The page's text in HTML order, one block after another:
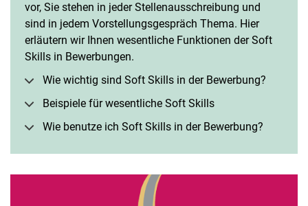
Stellenausschreibungen interpretieren
Initiativbewerbung
To-do-Liste Bewerbung erstellen
Assessment-Center
vor, Sie stehen in jeder Stellenausschreibung und
sind in jedem Vorstellungsgespräch Thema. Hier
erläutern wir Ihnen wesentliche Funktionen der Soft
Skills in Bewerbungen.
Wie wichtig sind Soft Skills in der Bewerbung?
Bei­spie­le für we­sent­li­che Soft Skills
Wie benutze ich Soft Skills in der Bewerbung?